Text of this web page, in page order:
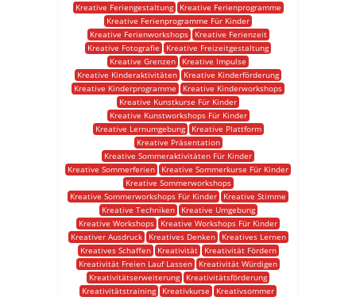
Kreative Feriengestaltung
Kreative Ferienprogramme
Kreative Ferienprogramme Für Kinder
Kreative Ferienworkshops
Kreative Ferienzeit
Kreative Fotografie
Kreative Freizeitgestaltung
Kreative Grenzen
Kreative Impulse
Kreative Kinderaktivitäten
Kreative Kinderförderung
Kreative Kinderprogramme
Kreative Kinderworkshops
Kreative Kunstkurse Für Kinder
Kreative Kunstworkshops Für Kinder
Kreative Lernumgebung
Kreative Plattform
Kreative Präsentation
Kreative Sommeraktivitäten Für Kinder
Kreative Sommerferien
Kreative Sommerkurse Für Kinder
Kreative Sommerworkshops
Kreative Sommerworkshops Für Kinder
Kreative Stimme
Kreative Techniken
Kreative Umgebung
Kreative Workshops
Kreative Workshops Für Kinder
Kreativer Ausdruck
Kreatives Denken
Kreatives Lernen
Kreatives Schaffen
Kreativität
Kreativität Fördern
Kreativität Freien Lauf Lassen
Kreativität Würdigen
Kreativitätserweiterung
Kreativitätsförderung
Kreativitätstraining
Kreativkurse
Kreativsommer